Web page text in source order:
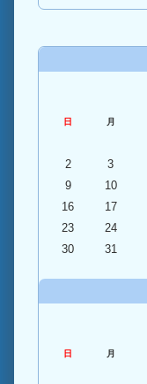
日 月
2
3
9
10
16
17
23
24
30
31
日 月